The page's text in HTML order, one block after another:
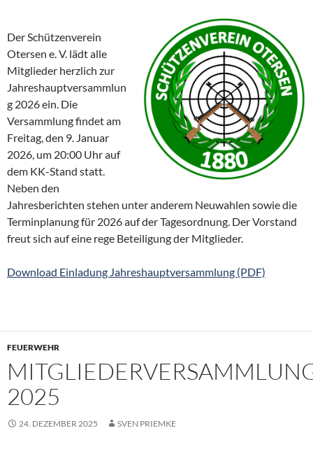
Der Schützenverein
Otersen e. V. lädt alle
Mitglieder herzlich zur
Jahreshauptversammlun
g 2026 ein. Die
Versammlung findet am
Freitag, den 9. Januar
2026, um 20:00 Uhr auf
dem KK-Stand statt.
Neben den
Jahresberichten stehen unter anderem Neuwahlen sowie die
Terminplanung für 2026 auf der Tagesordnung. Der Vorstand
freut sich auf eine rege Beteiligung der Mitglieder.
Download Einladung Jahreshauptversammlung (PDF)
FEUERWEHR
2025
24. DEZEMBER 2025 SVEN PRIEMKE